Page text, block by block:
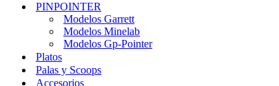
PINPOINTER
Modelos Garrett
Modelos Minelab
Modelos Gp-Pointer
Platos
Palas y Scoops
Accesorios